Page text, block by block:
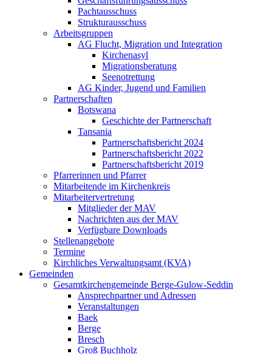
Pachtausschuss
Strukturausschuss
Arbeitsgruppen
AG Flucht, Migration und Integration
Kirchenasyl
Migrationsberatung
Seenotrettung
AG Kinder, Jugend und Familien
Partnerschaften
Botswana
Geschichte der Partnerschaft
Tansania
Partnerschaftsbericht 2024
Partnerschaftsbericht 2022
Partnerschaftsbericht 2019
Pfarrerinnen und Pfarrer
Mitarbeitende im Kirchenkreis
Mitarbeitervertretung
Mitglieder der MAV
Nachrichten aus der MAV
Verfügbare Downloads
Stellenangebote
Termine
Kirchliches Verwaltungsamt (KVA)
Gemeinden
Gesamtkirchengemeinde Berge-Gulow-Seddin
Ansprechpartner und Adressen
Veranstaltungen
Baek
Berge
Bresch
Groß Buchholz